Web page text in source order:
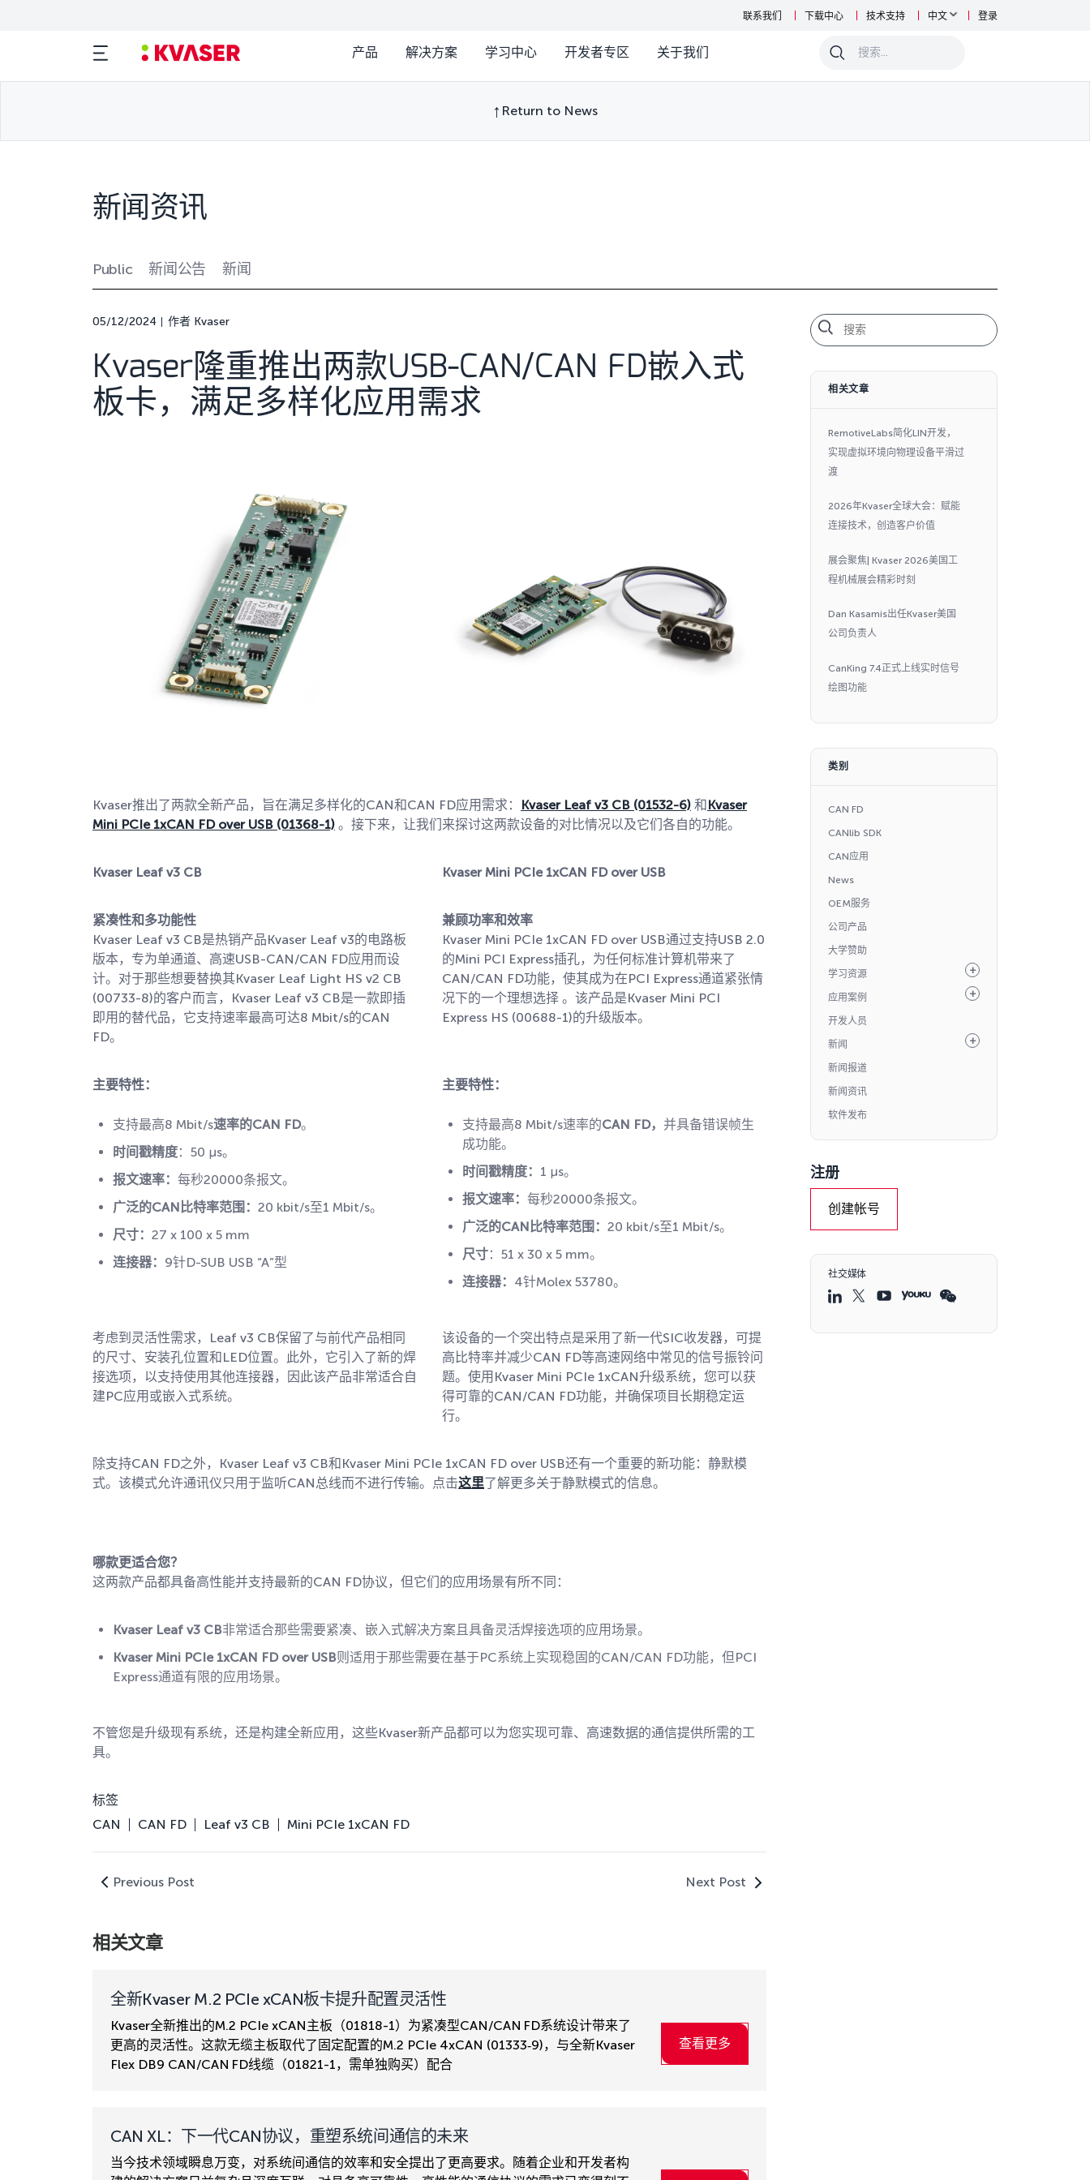
联系我们 下载中心 技术支持 中文 登录
产品 解决方案 学习中心 开发者专区 关于我们 0
Return to News
新闻资讯
Public 新闻公告 新闻
05/12/2024 作者 Kvaser
Kvaser隆重推出两款USB-CAN/CAN FD嵌入式
板卡，满足多样化应用需求
Kvaser推出了两款全新产品，旨在满足多样化的CAN和CAN FD应用需求： Kvaser Leaf v3 CB (01532-6) 和Kvaser
Mini PCIe 1xCAN FD over USB (01368-1) 。接下来，让我们来探讨这两款设备的对比情况以及它们各自的功能。
Kvaser Leaf v3 CB
紧凑性和多功能性
Kvaser Leaf v3 CB是热销产品Kvaser Leaf v3的电路板
版本，专为单通道、高速USB-CAN/CAN FD应用而设
计。对于那些想要替换其Kvaser Leaf Light HS v2 CB
(00733-8)的客户而言，Kvaser Leaf v3 CB是一款即插
即用的替代品，它支持速率最高可达8 Mbit/s的CAN
FD。
Kvaser Mini PCIe 1xCAN FD over USB
兼顾功率和效率
Kvaser Mini PCIe 1xCAN FD over USB通过支持USB 2.0
的Mini PCI Express插孔，为任何标准计算机带来了
CAN/CAN FD功能，使其成为在PCI Express通道紧张情
况下的一个理想选择 。该产品是Kvaser Mini PCI
Express HS (00688-1)的升级版本。
主要特性：
支持最高8 Mbit/s速率的CAN FD。
时间戳精度：50 µs。
报文速率： 每秒20000条报文。
广泛的CAN 比特率范围： 20 kbit/s至1 Mbit/s。
尺寸： 27 x 100 x 5 mm
连接器： 9针D-SUB USB “A”型
主要特性：
支持最高8 Mbit/s速率的CAN FD， 并具备错误帧生
成功能。
时间戳精度： 1 µs。
报文速率： 每秒20000条报文。
广泛的CAN 比特率范围： 20 kbit/s至1 Mbit/s。
尺寸：51 x 30 x 5 mm。
连接器： 4针Molex 53780。
考虑到灵活性需求，Leaf v3 CB保留了与前代产品相同
的尺寸、安装孔位置和LED位置。此外，它引入了新的焊
接选项，以支持使用其他连接器，因此该产品非常适合自
建PC应用或嵌入式系统。
该设备的一个突出特点是采用了新一代SIC收发器，可提
高比特率并减少CAN FD等高速网络中常见的信号振铃问
题。使用Kvaser Mini PCIe 1xCAN升级系统，您可以获
得可靠的CAN/CAN FD功能，并确保项目长期稳定运
行。
除支持CAN FD之外，Kvaser Leaf v3 CB和Kvaser Mini PCIe 1xCAN FD over USB还有一个重要的新功能：静默模
式。该模式允许通讯仪只用于监听CAN总线而不进行传输。点击这里了解更多关于静默模式的信息。
哪款更适合您？
这两款产品都具备高性能并支持最新的CAN FD协议，但它们的应用场景有所不同：
Kvaser Leaf v3 CB非常适合那些需要紧凑、嵌入式解决方案且具备灵活焊接选项的应用场景。
Kvaser Mini PCIe 1xCAN FD over USB则适用于那些需要在基于PC系统上实现稳固的CAN/CAN FD功能，但PCI
Express通道有限的应用场景。
不管您是升级现有系统，还是构建全新应用，这些Kvaser新产品都可以为您实现可靠、高速数据的通信提供所需的工
具。
标签
CAN
CAN FD Leaf v3 CB Mini PCIe 1xCAN FD
Previous Post Next Post
相关文章
全新Kvaser M.2 PCIe xCAN板卡提升配置灵活性
Kvaser全新推出的M.2 PCIe xCAN主板（01818-1）为紧凑型CAN/CAN FD系统设计带来了
更高的灵活性。这款无缆主板取代了固定配置的M.2 PCIe 4xCAN (01333‑9)，与全新Kvaser
Flex DB9 CAN/CAN FD线缆（01821-1，需单独购买）配合
查看更多
CAN XL：下一代CAN协议，重塑系统间通信的未来
当今技术领域瞬息万变，对系统间通信的效率和安全提出了更高要求。随着企业和开发者构
相关文章
RemotiveLabs简化LIN开发，
实现虚拟环境向物理设备平滑过
渡
2026年Kvaser全球大会：赋能
连接技术，创造客户价值
展会聚焦| Kvaser 2026美国工
程机械展会精彩时刻
Dan Kasamis出任Kvaser美国
公司负责人
CanKing 7.4正式上线实时信号
绘图功能
类别
CAN FD
CANlib SDK
CAN应用
News
OEM服务
公司产品
大学赞助
学习资源
应用案例
开发人员
新闻
新闻报道
新闻资讯
软件发布
注册
创建帐号
社交媒体